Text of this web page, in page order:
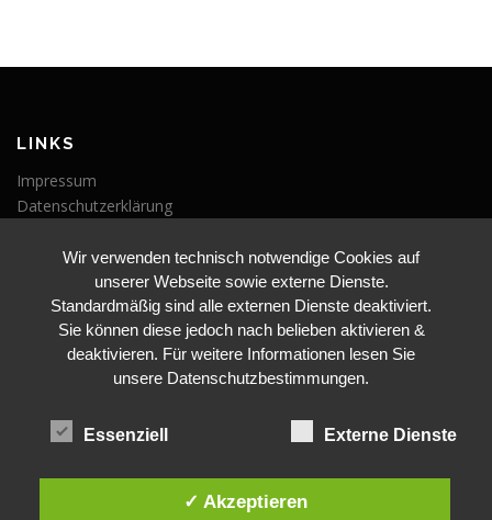
LINKS
Impressum
Datenschutzerklärung
VERANSTALTUNGEN
Veranstaltungen
Wir verwenden technisch notwendige Cookies auf
unserer Webseite sowie externe Dienste.
Standardmäßig sind alle externen Dienste deaktiviert.
Sie können diese jedoch nach belieben aktivieren &
deaktivieren. Für weitere Informationen lesen Sie
unsere Datenschutzbestimmungen.
Essenziell Externe Dienste
✓ Akzeptieren